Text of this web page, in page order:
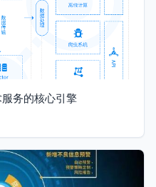
务的核心引擎